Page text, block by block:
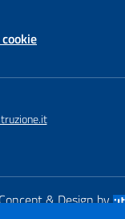
& Design by